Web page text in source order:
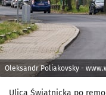
Oleksandr Poliakovsky -
Ulica Świątnicka po